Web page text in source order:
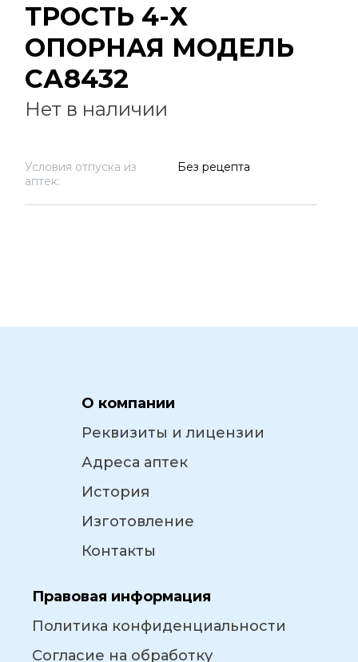
ТРОСТЬ 4-Х
ОПОРНАЯ МОДЕЛЬ
СА8432
Нет в наличии
Условия отпуска из
аптек:
Без рецепта
О компании
Реквизиты и лицензии
Адреса аптек
История
Изготовление
Контакты
Правовая информация
Политика конфиденциальности
Согласие на обработку